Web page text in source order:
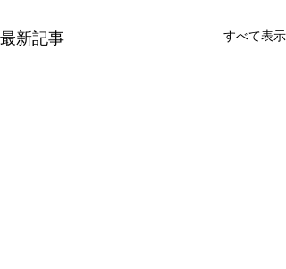
最新記事 すべて表示